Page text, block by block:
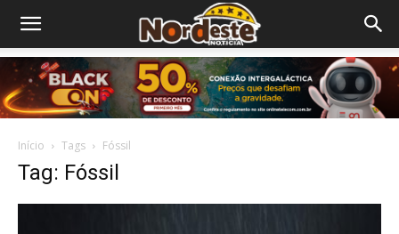
Início Tags Fóssil
Tag: Fóssil